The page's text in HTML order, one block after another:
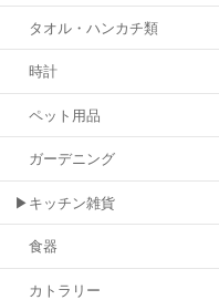
タオル・ハンカチ類
時計
ペット用品
ガーデニング
▶キッチン雑貨
食器
カトラリー